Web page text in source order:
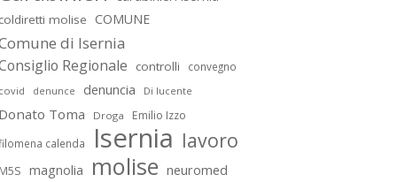
coldiretti molise COMUNE
di Isernia
Regionale controlli convegno
covid denunce denuncia Di lucente
Donato Toma Droga Emilio Izzo
calenda Isernia lavoro
M5S magnolia molise neuromed